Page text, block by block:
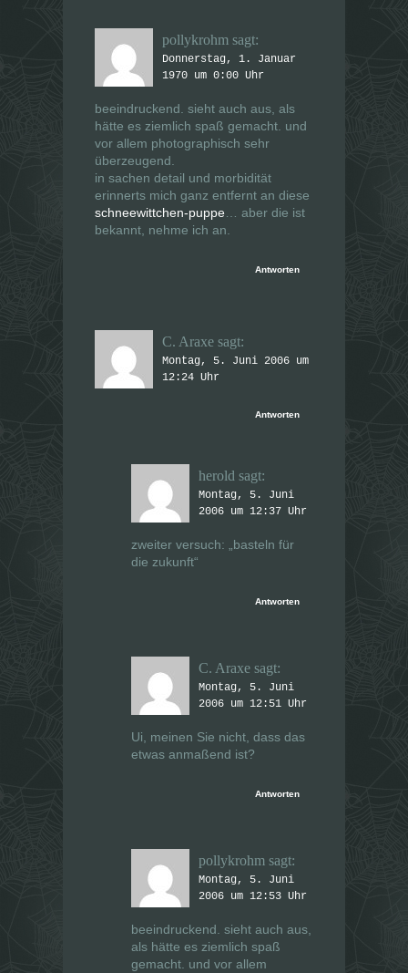
m
e
e
g
e
ö
f
f
n
e
t
)
F
e
n
s
r
g
e
ö
f
e
t
)
pollykrohm sagt:
Donnerstag, 1. Januar
1970 um 0:00 Uhr
beeindruckend. sieht auch aus, als
hätte es ziemlich spaß gemacht. und
vor allem photographisch sehr
überzeugend.
in sachen detail und morbidität
erinnerts mich ganz entfernt an diese
schneewittchen-puppe … aber die ist
bekannt, nehme ich an.
Antworten
C. Araxe sagt:
Montag, 5. Juni 2006 um
12:24 Uhr
Antworten
herold sagt:
Montag, 5. Juni
2006 um 12:37 Uhr
zweiter versuch: „basteln für
die zukunft“
Antworten
C. Araxe sagt:
Montag, 5. Juni
2006 um 12:51 Uhr
Ui, meinen Sie nicht, dass das
etwas anmaßend ist?
Antworten
pollykrohm sagt:
Montag, 5. Juni
2006 um 12:53 Uhr
beeindruckend. sieht auch aus,
als hätte es ziemlich spaß
gemacht. und vor allem